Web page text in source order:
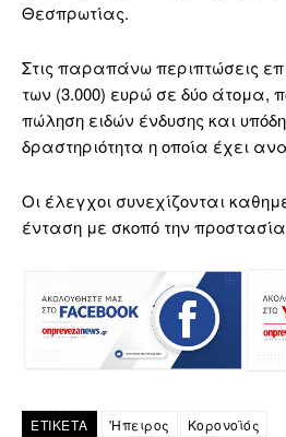
Θεσπρωτίας.
Στις παραπάνω περιπτώσεις
των (3.000) ευρώ σε δύο άτομα,
πώληση ειδών ένδυσης και
δραστηριότητα η οποία έχει
Οι έλεγχοι συνεχίζονται
ένταση με σκοπό την
ΕΤΙΚΕΤΑ 'Ηπειρος Κορονοϊός